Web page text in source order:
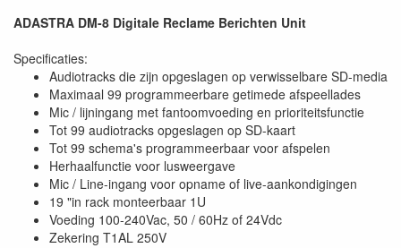
ADASTRA DM-8 Digitale Reclame Berichten Unit
Specificaties:
Audiotracks die zijn opgeslagen op verwisselbare SD-media
Maximaal 99 programmeerbare getimede afspeellades
Mic / lijningang met fantoomvoeding en prioriteitsfunctie
Tot 99 audiotracks opgeslagen op SD-kaart
Tot 99 schema's programmeerbaar voor afspelen
Herhaalfunctie voor lusweergave
Mic / Line-ingang voor opname of live-aankondigingen
19 "in rack monteerbaar 1U
Voeding 100-240Vac, 50 / 60Hz of 24Vdc
Zekering T1AL 250V